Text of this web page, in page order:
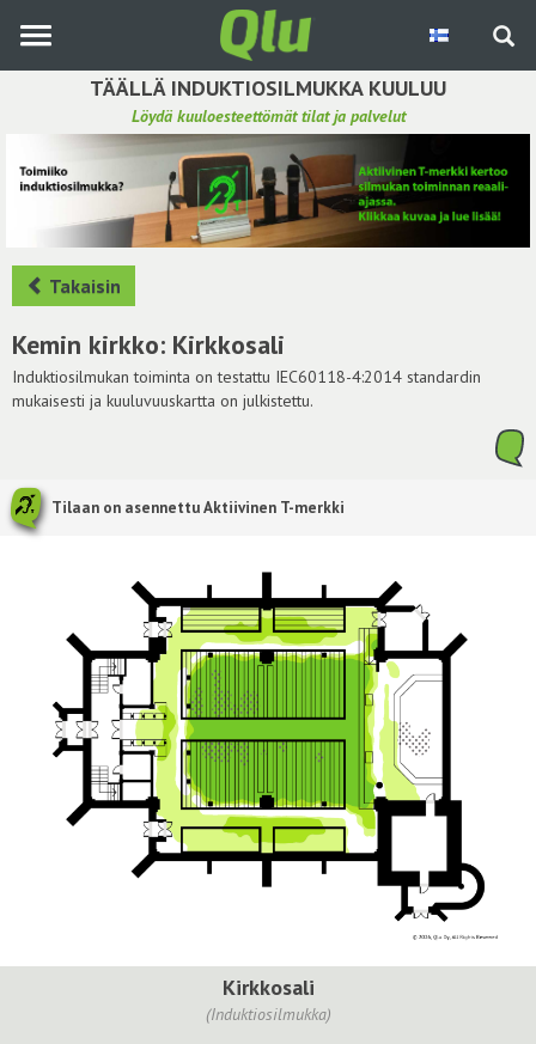
pääsisältöön
TÄÄLLÄ INDUKTIOSILMUKKA KUULUU
Löydä kuuloesteettömät tilat ja palvelut
Etsi induktiosilmukka
Tee ehdotus ja vaikuta kuulemiskokemukseen
Hae ehdotuksia
Käyttöohje
Yhteydenottopyyntö
Takaisin
Kemin kirkko: Kirkkosali
Induktiosilmukan toiminta on testattu IEC60118-4:2014 standardin
mukaisesti ja kuuluvuuskartta on julkistettu.
Tilaan on asennettu Aktiivinen T-merkki
Kirkkosali
(Induktiosilmukka)